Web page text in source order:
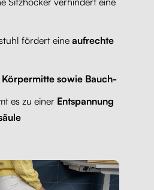
fördert eine aufrechte
Körpermitte sowie Bauch-
es zu einer Entspannung